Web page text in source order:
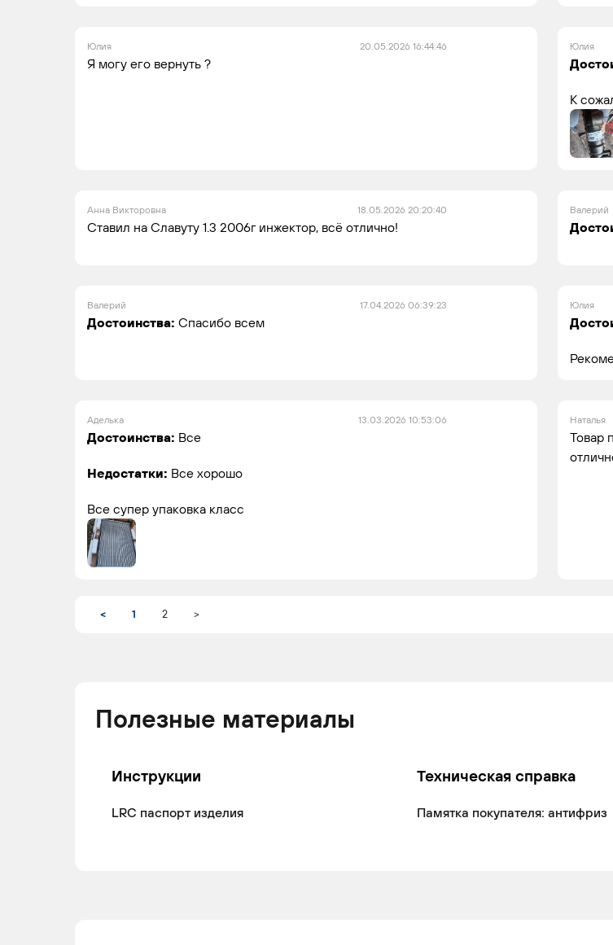
Юлия 20.05.2026 16:44:46
Я могу его вернуть ?
Юлия
К
Анна Викторовна 18.05.2026 20:20:40
Ставил на Славуту 1.3 2006г инжектор, всё отлично!
Валерий
Валерий 17.04.2026 06:39:23
Достоинства: Спасибо всем
Юлия
Аделька 13.03.2026 10:53:06
Достоинства: Все
Недостатки: Все хорошо
Все супер упаковка класс
Наталья
Товар
< 1 2 >
Полезные материалы
Инструкции
LRC паспорт изделия
Техническая справка
Памятка покупателя: антифриз